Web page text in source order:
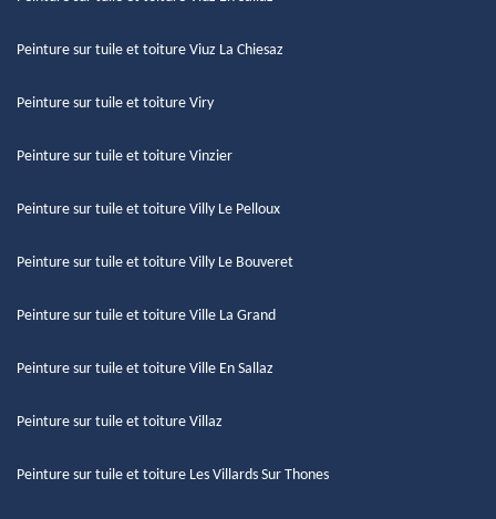
Peinture sur tuile et toiture Viuz La Chiesaz
Peinture sur tuile et toiture Viry
Peinture sur tuile et toiture Vinzier
Peinture sur tuile et toiture Villy Le Pelloux
Peinture sur tuile et toiture Villy Le Bouveret
Peinture sur tuile et toiture Ville La Grand
Peinture sur tuile et toiture Ville En Sallaz
Peinture sur tuile et toiture Villaz
Peinture sur tuile et toiture Les Villards Sur Thones